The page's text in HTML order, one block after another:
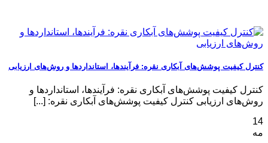
کنترل کیفیت پوشش‌های آبکاری نقره: فرآیندها، استانداردها و روش‌های ارزیابی
کنترل کیفیت پوشش‌های آبکاری نقره: فرآیندها، استانداردها و
روش‌های ارزیابی کنترل کیفیت پوشش‌های آبکاری نقره: [...]
14
مه